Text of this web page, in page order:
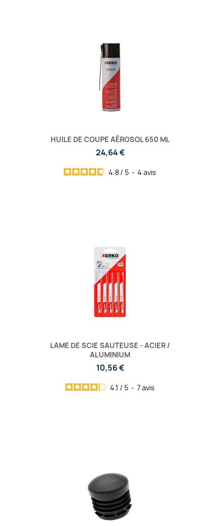
HUILE DE COUPE AÉROSOL 650 ML
24,64 €
4.8 / 5 - 4 avis
LAME DE SCIE SAUTEUSE - ACIER /
ALUMINIUM
10,56 €
4.1 / 5 - 7avis